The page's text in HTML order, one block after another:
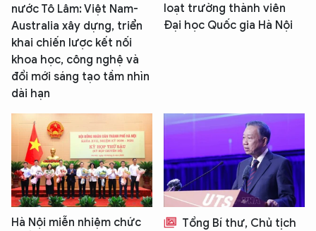
nước Tô Lâm: Việt Nam-
Australia xây dựng, triển
khai chiến lược kết nối
khoa học, công nghệ và
đổi mới sáng tạo tầm nhìn
dài hạn
loạt trường thành viên
Đại học Quốc gia Hà Nội
Hà Nội miễn nhiệm chức
Tổng Bí thư, Chủ tịch